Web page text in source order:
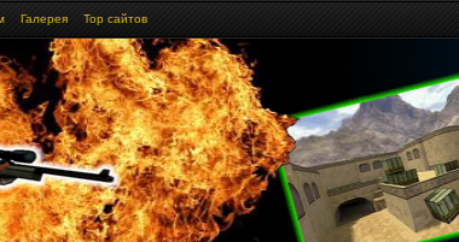
Галерея Тор сайтов